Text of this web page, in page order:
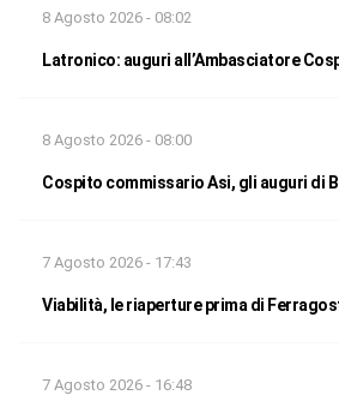
8 Agosto 2026 - 08:02
Latronico: auguri all’Ambasciatore
8 Agosto 2026 - 08:00
Cospito commissario Asi, gli auguri di
7 Agosto 2026 - 17:43
Viabilità, le riaperture prima di
7 Agosto 2026 - 16:48